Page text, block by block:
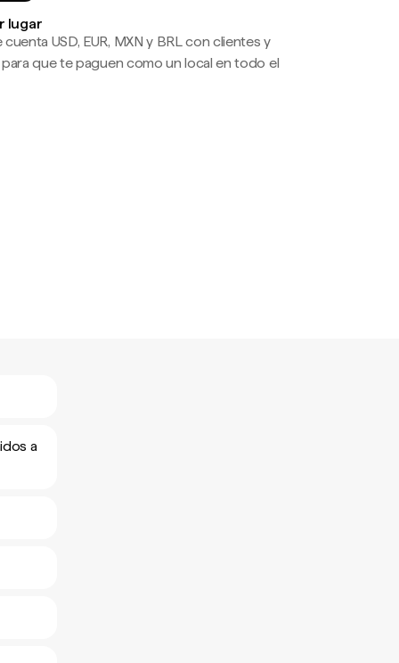
lugar
USD, EUR, MXN y BRL con clientes y
que te paguen como un local en todo el
a